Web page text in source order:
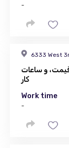
-
6333 West
قیمت، و ساعات
کار
Work time
-